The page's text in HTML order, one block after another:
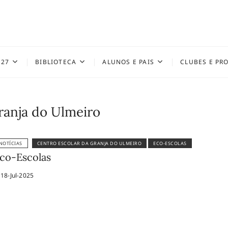
BIBLIOTECA ALUNOS E PAIS CLUBES E
do Ulmeiro
CENTRO ESCOLAR DA GRANJA DO ULMEIRO ECO-ESCOLAS
Escolas
Jul-2025